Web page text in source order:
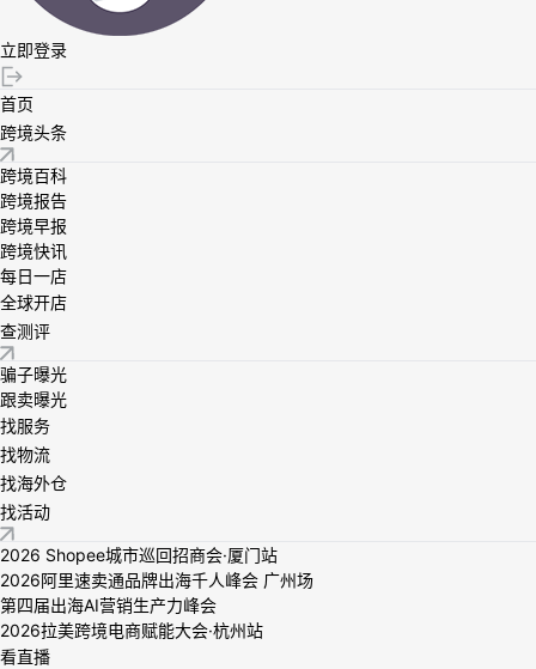
立即登录
首页
跨境头条
跨境百科
跨境报告
跨境早报
跨境快讯
每日一店
全球开店
查测评
骗子曝光
跟卖曝光
找服务
找物流
找海外仓
找活动
2026 Shopee城市巡回招商会·厦门站
2026阿里速卖通品牌出海千人峰会 广州场
第四届出海AI营销生产力峰会
2026拉美跨境电商赋能大会·杭州站
看直播